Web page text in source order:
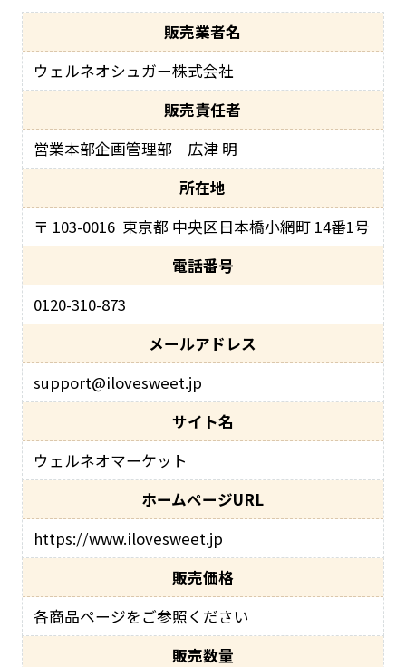
販売業者名
ウェルネオシュガー株式会社
販売責任者
営業本部企画管理部 広津 明
所在地
〒 103-0016 東京都 中央区日本橋小網町 14番1号
電話番号
0120-310-873
メールアドレス
support@ilovesweet.jp
サイト名
ウェルネオマーケット
ホームページURL
https://www.ilovesweet.jp
販売価格
各商品ページをご参照ください
販売数量